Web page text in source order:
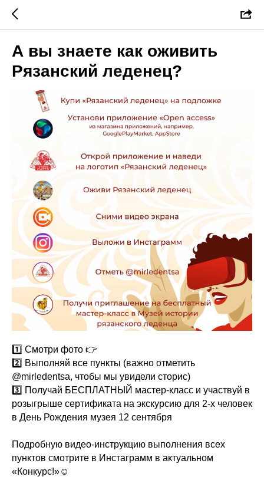
А вы знаете как оживить
Рязанский леденец?
1️⃣ Смотри фото 👉
2️⃣ Выполняй все пункты (важно отметить
@mirledentsa, чтобы мы увидели сторис)
3️⃣ Получай БЕСПЛАТНЫЙ мастер-класс и участвуй в
розыгрыше сертификата на экскурсию для 2-х человек
в День Рождения музея 12 сентября
Подробную видео-инструкцию выполнения всех
пунктов смотрите в Инстаграмм в актуальном
«Конкурс!»☺️